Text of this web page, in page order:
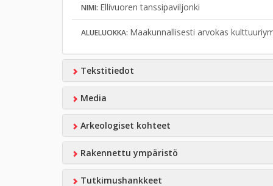
NIMI: Ellivuoren tanssipaviljonki
ALUELUOKKA: Maakunnallisesti arvokas
Tekstitiedot
Media
Arkeologiset kohteet
Rakennettu ympäristö
Tutkimushankkeet